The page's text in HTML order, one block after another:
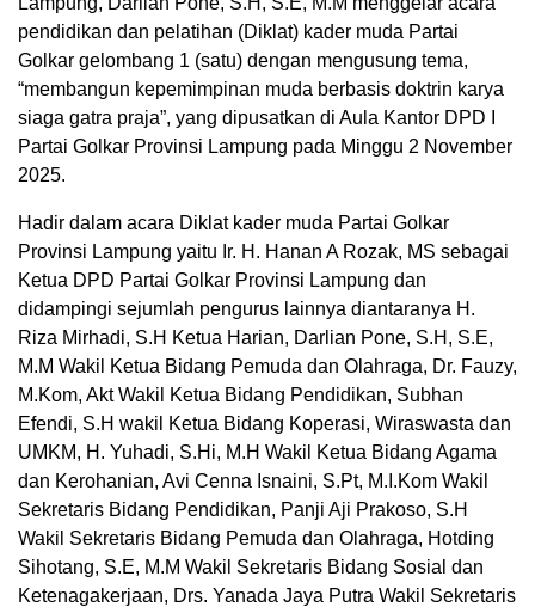
pendidikan dan pelatihan (Diklat) kader muda Partai
Golkar gelombang 1 (satu) dengan mengusung tema,
“membangun kepemimpinan muda berbasis doktrin karya
siaga gatra praja”, yang dipusatkan di Aula Kantor DPD I
Partai Golkar Provinsi Lampung pada Minggu 2 November
2025.
Hadir dalam acara Diklat kader muda Partai Golkar
Provinsi Lampung yaitu Ir. H. Hanan A Rozak, MS sebagai
Ketua DPD Partai Golkar Provinsi Lampung dan
didampingi sejumlah pengurus lainnya diantaranya H.
Riza Mirhadi, S.H Ketua Harian, Darlian Pone, S.H, S.E,
M.M Wakil Ketua Bidang Pemuda dan Olahraga, Dr. Fauzy,
M.Kom, Akt Wakil Ketua Bidang Pendidikan, Subhan
Efendi, S.H wakil Ketua Bidang Koperasi, Wiraswasta dan
UMKM, H. Yuhadi, S.Hi, M.H Wakil Ketua Bidang Agama
dan Kerohanian, Avi Cenna Isnaini, S.Pt, M.I.Kom Wakil
Sekretaris Bidang Pendidikan, Panji Aji Prakoso, S.H
Wakil Sekretaris Bidang Pemuda dan Olahraga, Hotding
Sihotang, S.E, M.M Wakil Sekretaris Bidang Sosial dan
Ketenagakerjaan, Drs. Yanada Jaya Putra Wakil Sekretaris